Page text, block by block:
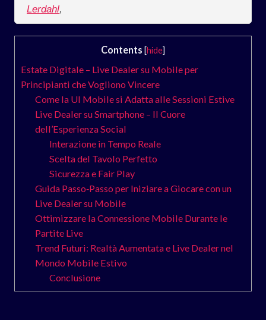
Lerdahl,
Contents [hide]
Estate Digitale – Live Dealer su Mobile per
Principianti che Vogliono Vincere
Come la UI Mobile si Adatta alle Sessioni Estive
Live Dealer su Smartphone – Il Cuore
dell’Esperienza Social
Interazione in Tempo Reale
Scelta del Tavolo Perfetto
Sicurezza e Fair Play
Guida Passo‑Passo per Iniziare a Giocare con un
Live Dealer su Mobile
Ottimizzare la Connessione Mobile Durante le
Partite Live
Trend Futuri: Realtà Aumentata e Live Dealer nel
Mondo Mobile Estivo
Conclusione